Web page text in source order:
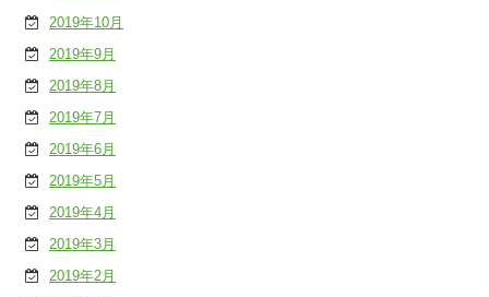
2019年10月
2019年9月
2019年8月
2019年7月
2019年6月
2019年5月
2019年4月
2019年3月
2019年2月